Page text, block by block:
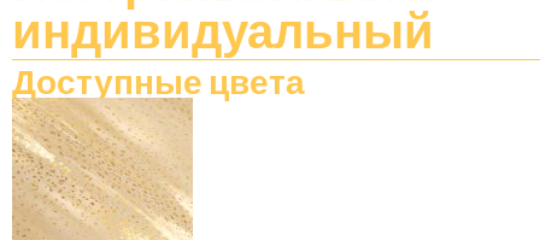
индивидуальный
Доступные цвета